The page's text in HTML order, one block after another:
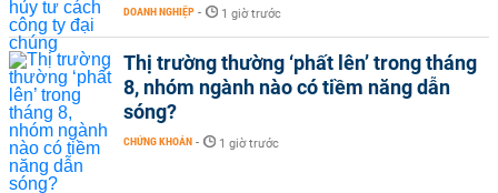
DOANH NGHIỆP - 1 giờ trước
Thị trường thường ‘phất lên’ trong tháng
8, nhóm ngành nào có tiềm năng dẫn
sóng?
CHỨNG KHOÁN - 1 giờ trước